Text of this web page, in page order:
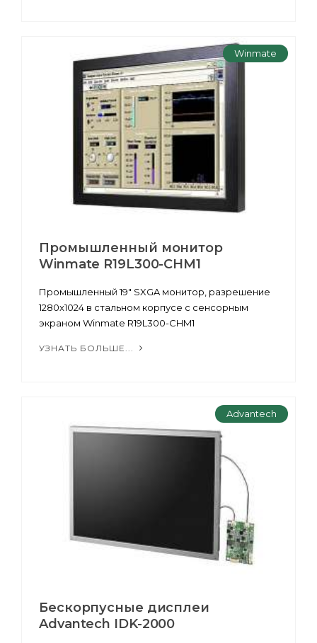
Winmate
Промышленный монитор
Winmate R19L300-CHM1
Промышленный 19" SXGA монитор, разрешение
1280x1024 в стальном корпусе с сенсорным
экраном Winmate R19L300-CHM1
УЗНАТЬ БОЛЬШЕ...
Advantech
Бескорпусные дисплеи
Advantech IDK-2000